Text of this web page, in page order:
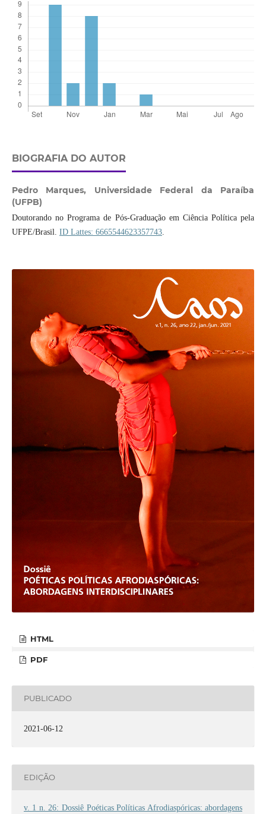
BIOGRAFIA DO AUTOR
Pedro Marques, Universidade Federal da Paraíba
(UFPB)
Doutorando no Programa de Pós-Graduação em Ciência Política pela
UFPE/Brasil. ID Lattes: 6665544623357743.
HTML
PDF
PUBLICADO
2021-06-12
EDIÇÃO
v. 1 n. 26: Dossiê Poéticas Políticas Afrodiaspóricas: abordagens